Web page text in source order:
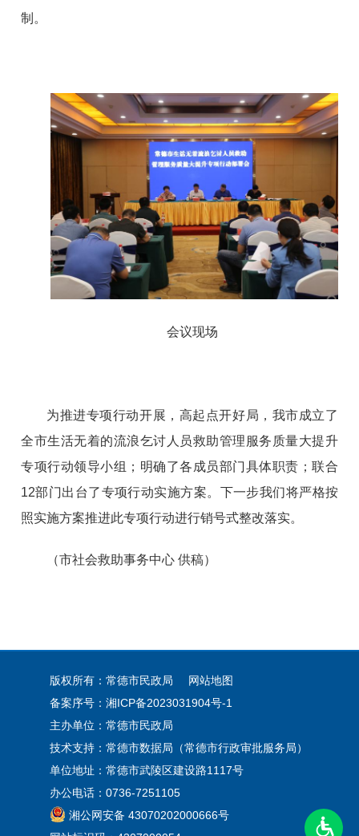
制。
会议现场
为推进专项行动开展，高起点开好局，我市成立了
全市生活无着的流浪乞讨人员救助管理服务质量大提升
专项行动领导小组；明确了各成员部门具体职责；联合
12部门出台了专项行动实施方案。下一步我们将严格按
照实施方案推进此专项行动进行销号式整改落实。
（市社会救助事务中心 供稿）
版权所有：常德市民政局
网站地图
备案序号： 湘ICP备2023031904号-1
主办单位：常德市民政局
技术支持：常德市数据局（常德市行政审批服务局）
单位地址：常德市武陵区建设路1117号
办公电话：0736-7251105
湘公网安备 43070202000666号